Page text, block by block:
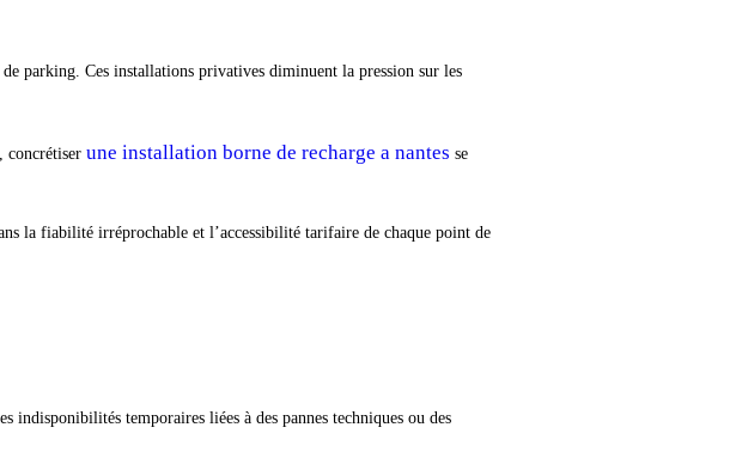
parking. Ces installations privatives diminuent la pression sur les
concrétiser une installation borne de recharge a nantes se
la fiabilité irréprochable et l’accessibilité tarifaire de chaque point de
temporaires liées à des pannes techniques ou des